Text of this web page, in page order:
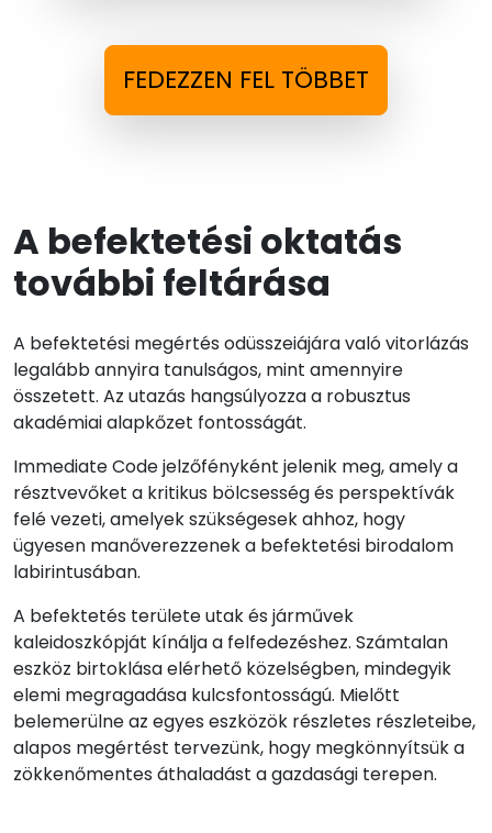
FEDEZZEN FEL TÖBBET
A befektetési oktatás
további feltárása
A befektetési megértés odüsszeiájára való vitorlázás
legalább annyira tanulságos, mint amennyire
összetett. Az utazás hangsúlyozza a robusztus
akadémiai alapkőzet fontosságát.
Immediate Code jelzőfényként jelenik meg, amely a
résztvevőket a kritikus bölcsesség és perspektívák
felé vezeti, amelyek szükségesek ahhoz, hogy
ügyesen manőverezzenek a befektetési birodalom
labirintusában.
A befektetés területe utak és járművek
kaleidoszkópját kínálja a felfedezéshez. Számtalan
eszköz birtoklása elérhető közelségben, mindegyik
elemi megragadása kulcsfontosságú. Mielőtt
belemerülne az egyes eszközök részletes részleteibe,
alapos megértést tervezünk, hogy megkönnyítsük a
zökkenőmentes áthaladást a gazdasági terepen.